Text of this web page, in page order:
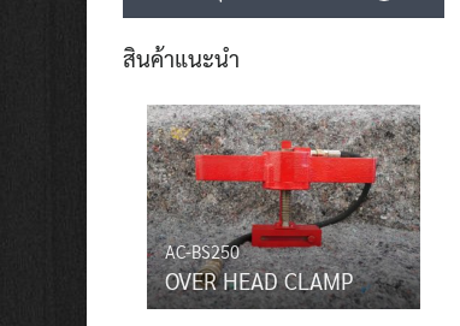
สินค้าแนะนำ
AC-BS250
OVER HEAD CLAMP